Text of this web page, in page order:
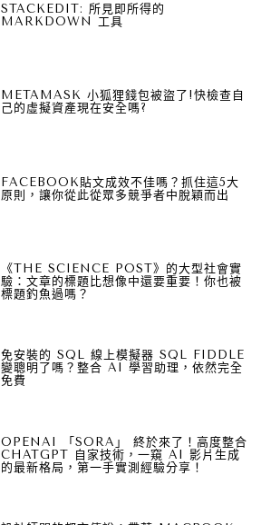
STACKEDIT: 所見即所得的
MARKDOWN 工具
METAMASK 小狐狸錢包被盜了!快檢查自
己的虛擬資產現在安全嗎?
FACEBOOK貼文成效不佳嗎？抓住這5大
原則，讓你從此從眾多競爭者中脫穎而出
《THE SCIENCE POST》的大型社會實
驗：文章的標題比想像中還要重要！你也被
標題釣魚過嗎？
免安裝的 SQL 線上模擬器 SQL FIDDLE
變聰明了嗎？整合 AI 學習助理，依然完全
免費
OPENAI 「SORA」 終於來了！高度整合
CHATGPT 自家技術，一窺 AI 影片生成
的最新格局，第一手實測經驗分享！